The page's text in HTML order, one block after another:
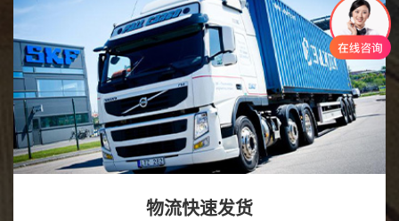
物流快速发货